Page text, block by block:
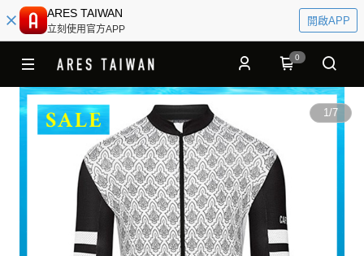
ARES TAIWAN
立刻使用官方APP
開啟APP
0
1/7